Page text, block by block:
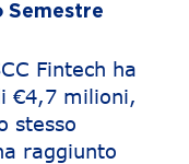
Semestre
Fintech ha
€4,7 milioni,
stesso
raggiunto